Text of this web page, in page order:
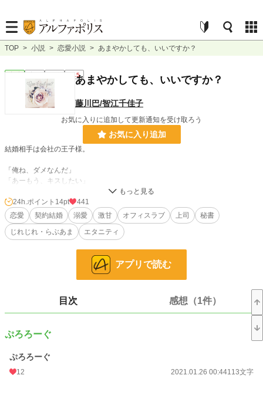
TOP > 小説 > 恋愛小説 > あまやかしても、いいですか？
R15あまやかしても、いいですか？
藤川巴/智江千佳子
お気に入りに追加して更新通知を受け取ろう
お気に入り追加
結婚相手は会社の王子様。
「俺ね、ダメなんだ」
「あーもう、キスしたい」
甘々（しすぎる）男子×冷静（に見えるだけ）女子の
契約結婚生活とはこれいかに。
30,190 位 / 228,666 件
12,961 位 / 66,337 件
文字数
初回公開日時
24h.ポイント 14pt
441
恋愛
契約結婚 溺愛 激甘 オフィスラブ 上司
秘書
じれじれ・らぶあま
エタニティ
アプリで読む
目次 感想（1件）
ぷろろーぐ
ぷろろーぐ
12 2021.01.26 00:44113文字